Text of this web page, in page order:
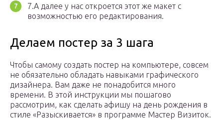
7.А далее у нас откроется этот же макет с
возможностью его редактирования.
Делаем постер за 3 шага
Чтобы самому создать постер на компьютере, совсем
не обязательно обладать навыками графического
дизайнера. Вам даже не понадобится много
времени. В этой инструкции мы пошагово
рассмотрим, как сделать афишу на день рождения в
стиле «Разыскивается» в программе Мастер Визиток.